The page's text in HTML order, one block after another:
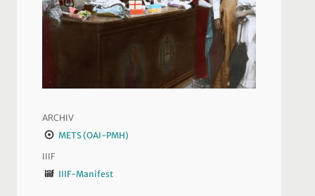
ARCHIV
METS (OAI-PMH)
IIIF
IIIF-Manifest